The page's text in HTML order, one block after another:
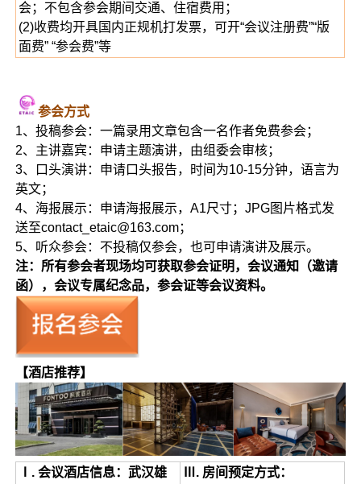
会；不包含参会期间交通、住宿费用；
(2)收费均开具国内正规机打发票，可开“会议注册费”“版
面费” “参会费”等
参会方式
1、投稿参会：一篇录用文章包含一名作者免费参会；
2、主讲嘉宾：申请主题演讲，由组委会审核；
3、口头演讲：申请口头报告，时间为10-15分钟，语言为
英文；
4、海报展示：申请海报展示，A1尺寸；JPG图片格式发
送至contact_etaic@163.com；
5、听众参会：不投稿仅参会，也可申请演讲及展示。
注：所有参会者现场均可获取参会证明，会议通知（邀请
函），会议专属纪念品，参会证等会议资料。
【酒店推荐】
Ⅰ. 会议酒店信息：武汉雄
Ⅲ. 房间预定方式：